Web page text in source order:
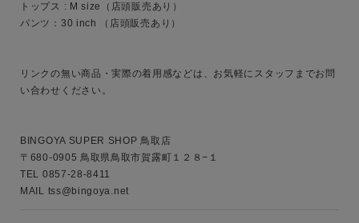
ブランド
トップス : M size（店頭販売あり）
パンツ：30 inch （店頭販売あり）
リンクの無い商品・実際の着用感などは、お気軽にスタッフまでお問
い合わせください。
BINGOYA SUPER SHOP 鳥取店
〒680-0905 鳥取県鳥取市賀露町１２８−１
TEL 0857-28-8411
MAIL tss@bingoya.net